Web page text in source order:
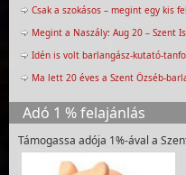
Csak a szokásos – megint egy kis
Megint a Naszály: Aug 20 – Szent
Idén is volt barlangász-kutató-
Ma lett 20 éves a Szent Özséb-
Adó 1 % felajánlás
Támogassa adója 1%-ával a